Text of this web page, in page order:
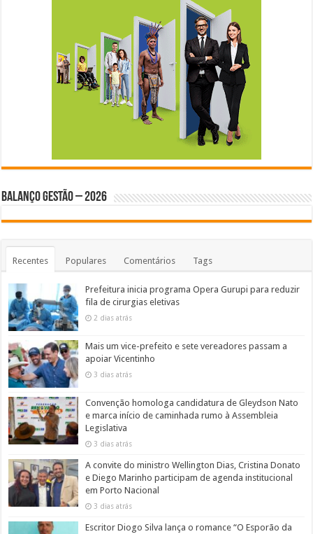
BALANÇO GESTÃO – 2026
Recentes Populares Comentários Tags
Prefeitura inicia programa Opera Gurupi para reduzir
fila de cirurgias eletivas
2 dias atrás
Mais um vice-prefeito e sete vereadores passam a
apoiar Vicentinho
3 dias atrás
Convenção homologa candidatura de Gleydson Nato
e marca início de caminhada rumo à Assembleia
Legislativa
3 dias atrás
A convite do ministro Wellington Dias, Cristina Donato
e Diego Marinho participam de agenda institucional
em Porto Nacional
3 dias atrás
Escritor Diogo Silva lança o romance “O Esporão da